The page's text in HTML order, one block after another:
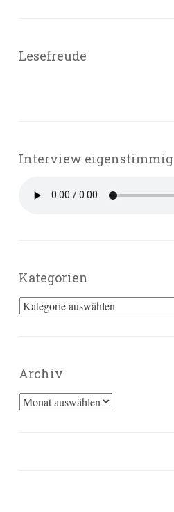
Lesefreude
Interview eigenstimmig
Kategorien
Kategorien
Archiv
Archiv